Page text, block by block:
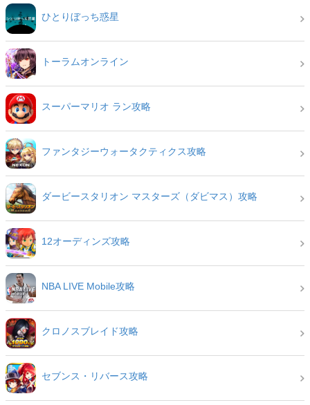
ひとりぼっち惑星
トーラムオンライン
スーパーマリオ ラン攻略
ファンタジーウォータクティクス攻略
ダービースタリオン マスターズ（ダビマス）攻略
12オーディンズ攻略
NBA LIVE Mobile攻略
クロノスブレイド攻略
セブンス・リバース攻略